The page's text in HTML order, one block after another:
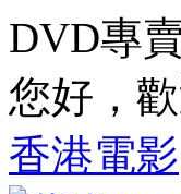
DVD專
您好，
香港電影